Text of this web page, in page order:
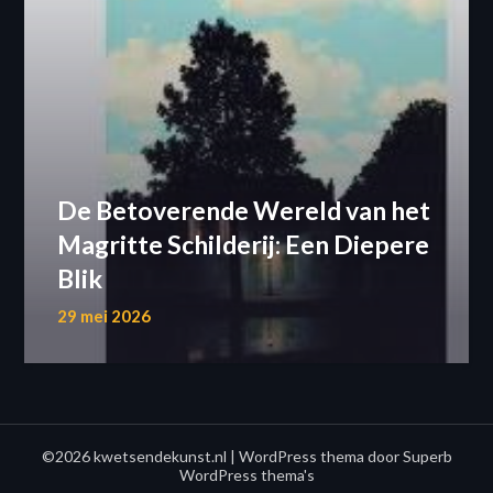
De Betoverende Wereld van het
Magritte Schilderij: Een Diepere
Blik
29 mei 2026
©2026 kwetsendekunst.nl | WordPress thema doorSuperb
WordPress thema's